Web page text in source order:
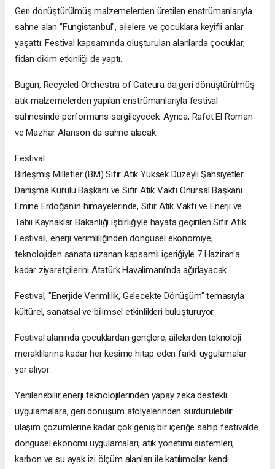
Geri dönüştürülmüş malzemelerden üretilen enstrümanlarıyla
sahne alan "Fungistanbul", ailelere ve çocuklara keyifli anlar
yaşattı. Festival kapsamında oluşturulan alanlarda çocuklar,
fidan dikim etkinliği de yaptı.
Bugün, Recycled Orchestra of Cateura da geri dönüştürülmüş
atık malzemelerden yapılan enstrümanlarıyla festival
sahnesinde performans sergileyecek. Ayrıca, Rafet El Roman
ve Mazhar Alanson da sahne alacak.
Festival
Birleşmiş Milletler (BM) Sıfır Atık Yüksek Düzeyli Şahsiyetler
Danışma Kurulu Başkanı ve Sıfır Atık Vakfı Onursal Başkanı
Emine Erdoğan'ın himayelerinde, Sıfır Atık Vakfı ve Enerji ve
Tabii Kaynaklar Bakanlığı işbirliğiyle hayata geçirilen Sıfır Atık
Festivali, enerji verimliliğinden döngüsel ekonomiye,
teknolojiden sanata uzanan kapsamlı içeriğiyle 7 Haziran'a
kadar ziyaretçilerini Atatürk Havalimanı'nda ağırlayacak.
Festival, "Enerjide Verimlilik, Gelecekte Dönüşüm" temasıyla
kültürel, sanatsal ve bilimsel etkinlikleri buluşturuyor.
Festival alanında çocuklardan gençlere, ailelerden teknoloji
meraklılarına kadar her kesime hitap eden farklı uygulamalar
yer alıyor.
Yenilenebilir enerji teknolojilerinden yapay zeka destekli
uygulamalara, geri dönüşüm atölyelerinden sürdürülebilir
ulaşım çözümlerine kadar çok geniş bir içeriğe sahip festivalde
döngüsel ekonomi uygulamaları, atık yönetimi sistemleri,
karbon ve su ayak izi ölçüm alanları ile katılımcılar kendi